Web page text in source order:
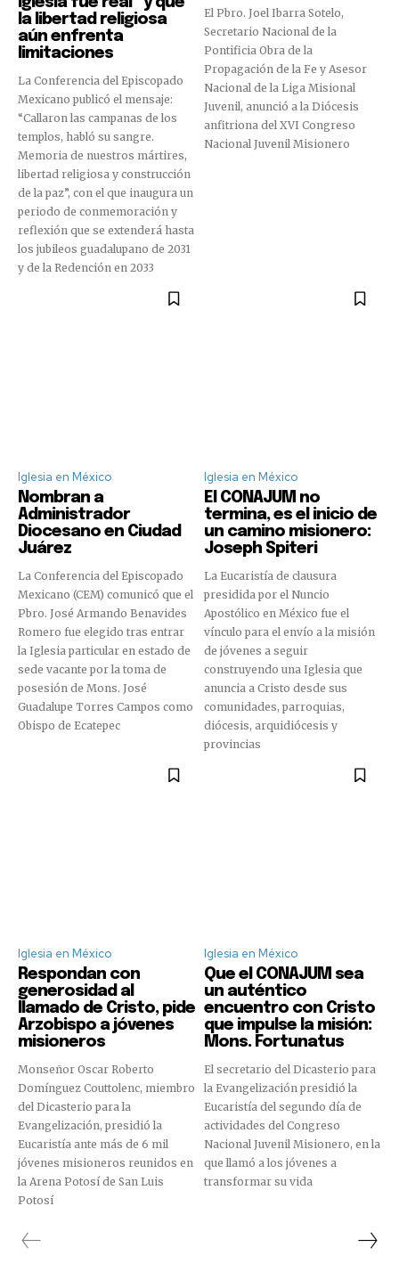
la libertad religiosa
aún enfrenta
limitaciones
La Conferencia del Episcopado
Mexicano publicó el mensaje:
“Callaron las campanas de los
templos, habló su sangre.
Memoria de nuestros mártires,
libertad religiosa y construcción
de la paz”, con el que inaugura un
periodo de conmemoración y
reflexión que se extenderá hasta
los jubileos guadalupano de 2031
y de la Redención en 2033
El Pbro. Joel Ibarra Sotelo,
Secretario Nacional de la
Pontificia Obra de la
Propagación de la Fe y Asesor
Nacional de la Liga Misional
Juvenil, anunció a la Diócesis
anfitriona del XVI Congreso
Nacional Juvenil Misionero
Iglesia en México
Nombran a
Administrador
Diocesano en Ciudad
Juárez
La Conferencia del Episcopado
Mexicano (CEM) comunicó que el
Pbro. José Armando Benavides
Romero fue elegido tras entrar
la Iglesia particular en estado de
sede vacante por la toma de
posesión de Mons. José
Guadalupe Torres Campos como
Obispo de Ecatepec
Iglesia en México
El CONAJUM no
termina, es el inicio de
un camino misionero:
Joseph Spiteri
La Eucaristía de clausura
presidida por el Nuncio
Apostólico en México fue el
vínculo para el envío a la misión
de jóvenes a seguir
construyendo una Iglesia que
anuncia a Cristo desde sus
comunidades, parroquias,
diócesis, arquidiócesis y
provincias
Iglesia en México
Respondan con
generosidad al
llamado de Cristo, pide
Arzobispo a jóvenes
misioneros
Monseñor Oscar Roberto
Domínguez Couttolenc, miembro
del Dicasterio para la
Evangelización, presidió la
Eucaristía ante más de 6 mil
jóvenes misioneros reunidos en
la Arena Potosí de San Luis
Potosí
Iglesia en México
Que el CONAJUM sea
un auténtico
encuentro con Cristo
que impulse la misión:
Mons. Fortunatus
El secretario del Dicasterio para
la Evangelización presidió la
Eucaristía del segundo día de
actividades del Congreso
Nacional Juvenil Misionero, en la
que llamó a los jóvenes a
transformar su vida